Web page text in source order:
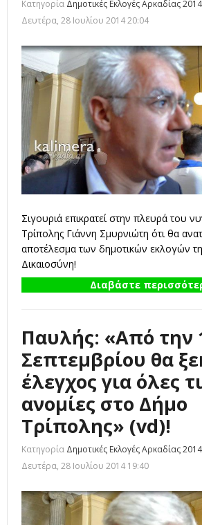
Κατηγορία Δημοτικές Εκλογές Αρκαδίας 2014
Δευτέρα, 28 Ιουλίου 2014 20:04
Σιγουριά επικρατεί στην πλευρά του
Τρίπολης Γιάννη Σμυρνιώτη ότι θα
αποτέλεσμα των δημοτικών εκλογών
Δικαιοσύνη!
Διαβάστε
Παυλής: «Από την
Σεπτεμβρίου θα
έλεγχος για όλες
ανομίες στο Δήμο
Τρίπολης» (vd)!
Κατηγορία Δημοτικές Εκλογές Αρκαδίας 2014
Δευτέρα, 28 Ιουλίου 2014 19:40